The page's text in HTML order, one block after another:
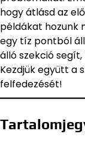
hogy átlásd az
példákat hozunk
egy tíz pontból
álló szekció
Kezdjük együtt a
felfedezését!